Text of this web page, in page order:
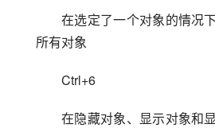
在选定了一个对象的情况
所有对象
Ctrl+6
在隐藏对象、显示对象和